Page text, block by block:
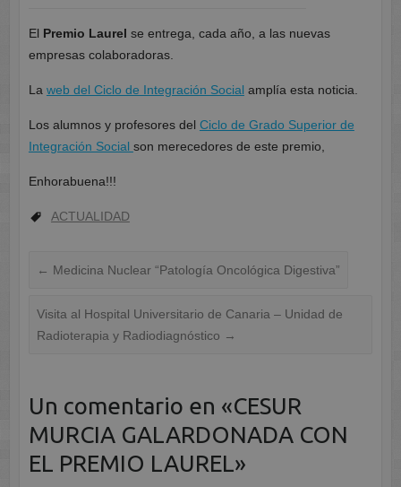
El Premio Laurel se entrega, cada año, a las nuevas
empresas colaboradoras.
La web del Ciclo de Integración Social amplía esta noticia.
Los alumnos y profesores del Ciclo de Grado Superior de
Integración Social son merecedores de este premio,
Enhorabuena!!!
ACTUALIDAD
← Medicina Nuclear “Patología Oncológica Digestiva”
Visita al Hospital Universitario de Canaria – Unidad de
Radioterapia y Radiodiagnóstico →
Un comentario en «CESUR
MURCIA GALARDONADA CON
EL PREMIO LAUREL»